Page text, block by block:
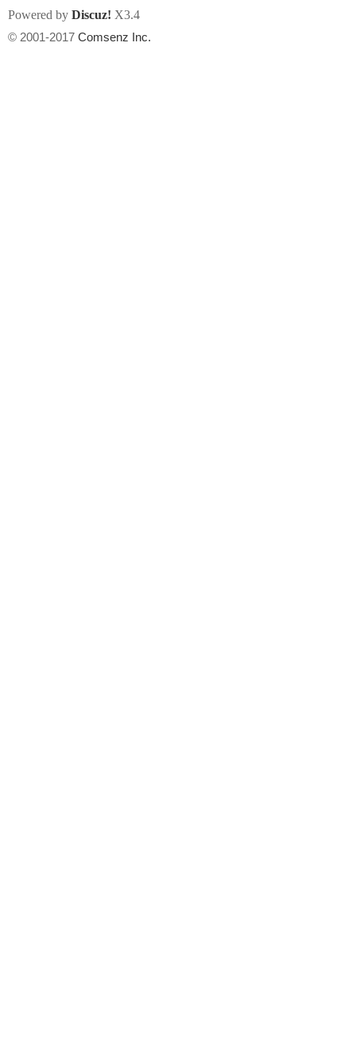
Powered by Discuz! X3.4
© 2001-2017 Comsenz Inc.